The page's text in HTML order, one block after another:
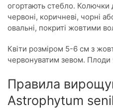
огортають стебло.
червоні, коричневі, чорні
овальні, покриті жовтими
Квіти розміром 5-6 см з
червонуватим зевом. Плоди
Правила
Astrophytum